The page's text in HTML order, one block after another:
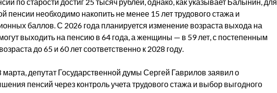
пенсии необходимо накопить не менее 15 лет трудового стажа и
баллов. С 2026 года планируется изменение возраста выхода на
выходить на пенсию в 64 года, а женщины — в 59 лет, с постепенным
до 65 и 60 лет соответственно к 2028 году.
депутат Государственной думы Сергей Гаврилов заявил о
пенсий через контроль учета трудового стажа и выбор выгодного